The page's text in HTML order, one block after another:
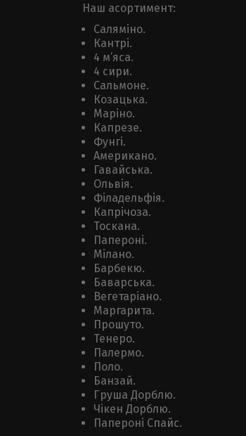
Наш асортимент:
Саляміно.
Кантрі.
4 м’яса.
4 сири.
Сальмоне.
Козацька.
Маріно.
Капрезе.
Фунгі.
Американо.
Гавайська.
Ольвія.
Філадельфія.
Капрічоза.
Тоскана.
Папероні.
Мілано.
Барбекю.
Баварська.
Вегетаріано.
Маргарита.
Прошуто.
Тенеро.
Палермо.
Поло.
Банзай.
Груша Дорблю.
Чікен Дорблю.
Папероні Спайс.